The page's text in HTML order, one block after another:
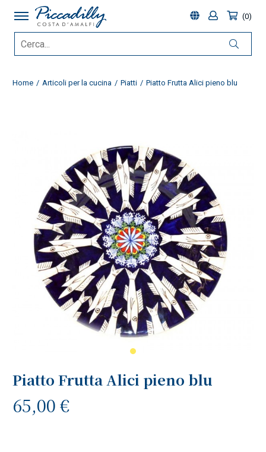
0
Home Articoli per la cucina Piatti Piatto Frutta Alici pieno blu
Piatto Frutta Alici pieno blu
65,00 €